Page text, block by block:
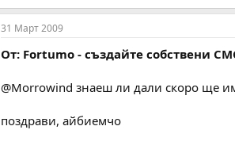
31 Март 2009
От: Fortumo - създайте собствени
@Morrowind знаеш ли дали скоро ще
поздрави, айбиемчо